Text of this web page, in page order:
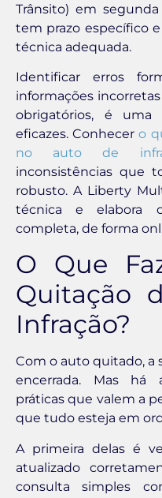
Trânsito) em
tem prazo específico
técnica adequada.
Identificar erros
informações
obrigatórios, é uma
eficazes. Conhecero
no auto de
inconsistências que
robusto. A Liberty
técnica e elabora
completa, de forma
O Que
Quitação
Infração?
Com o auto quitado, a
encerrada. Mas há
práticas que valem a
que tudo esteja em
A primeira delas é
atualizado
consulta simples